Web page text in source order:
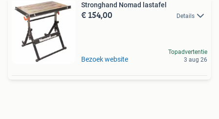
Stronghand Nomad lastafel
€ 154,00 Details
Bezoek website
Topadvertentie
3 aug 26